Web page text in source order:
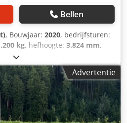
Bellen
, Bouwjaar: 2020, bedrijfsturen:
kg, hefhoogte: 3.824 mm,
, masttype:
kg, kilometerstand:239 km,
Still
it 1.200 kgHefhoogte
mmUren: 239 !Batterij
van externe lader
Advertentie